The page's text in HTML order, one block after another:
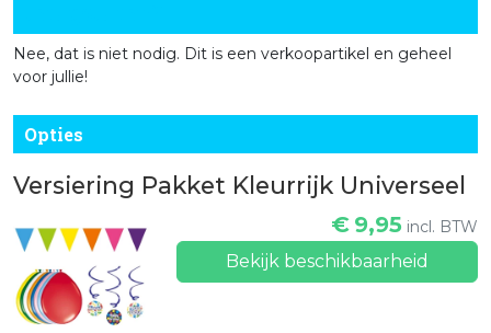
Nee, dat is niet nodig. Dit is een verkoopartikel en geheel
voor jullie!
Opties
Versiering Pakket Kleurrijk Universeel
€ 9,95 incl. BTW
Bekijk beschikbaarheid